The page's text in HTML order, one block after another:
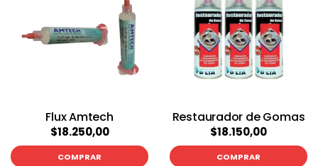
Flux Amtech
$18.250,00
COMPRAR
Restaurador de Gomas
$18.150,00
COMPRAR